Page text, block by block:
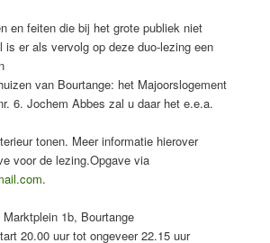
en feiten die bij het grote publiek niet
er als vervolg op deze duo-lezing een
van Bourtange: het Majoorslogement
6. Jochem Abbes zal u daar het e.e.a.
tonen. Meer informatie hierover
voor de lezing.Opgave via
.
1b, Bourtange
20.00 uur tot ongeveer 22.15 uur